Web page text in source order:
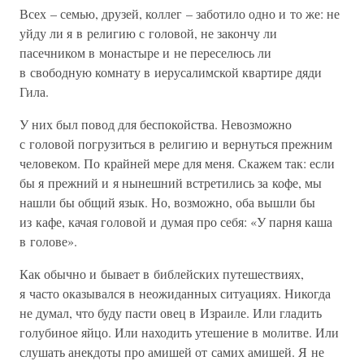
Всех – семью, друзей, коллег – заботило одно и то же: не
уйду ли я в религию с головой, не закончу ли
пасечником в монастыре и не переселюсь ли
в свободную комнату в иерусалимской квартире дяди
Гила.
У них был повод для беспокойства. Невозможно
с головой погрузиться в религию и вернуться прежним
человеком. По крайней мере для меня. Скажем так: если
бы я прежний и я нынешний встретились за кофе, мы
нашли бы общий язык. Но, возможно, оба вышли бы
из кафе, качая головой и думая про себя: «У парня каша
в голове».
Как обычно и бывает в библейских путешествиях,
я часто оказывался в неожиданных ситуациях. Никогда
не думал, что буду пасти овец в Израиле. Или гладить
голубиное яйцо. Или находить утешение в молитве. Или
слушать анекдоты про амишей от самих амишей. Я не